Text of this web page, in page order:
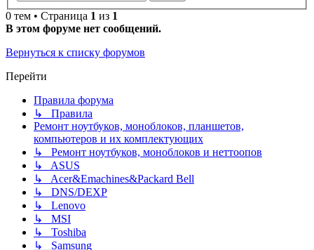
0 тем • Страница 1 из 1
В этом форуме нет сообщений.
Вернуться к списку форумов
Перейти
Правила форума
↳ Правила
Ремонт ноутбуков, моноблоков, планшетов,
компьютеров и их комплектующих
↳ Ремонт ноутбуков, моноблоков и неттоопов
↳ ASUS
↳ Acer&Emachines&Packard Bell
↳ DNS/DEXP
↳ Lenovo
↳ MSI
↳ Toshiba
↳ Samsung